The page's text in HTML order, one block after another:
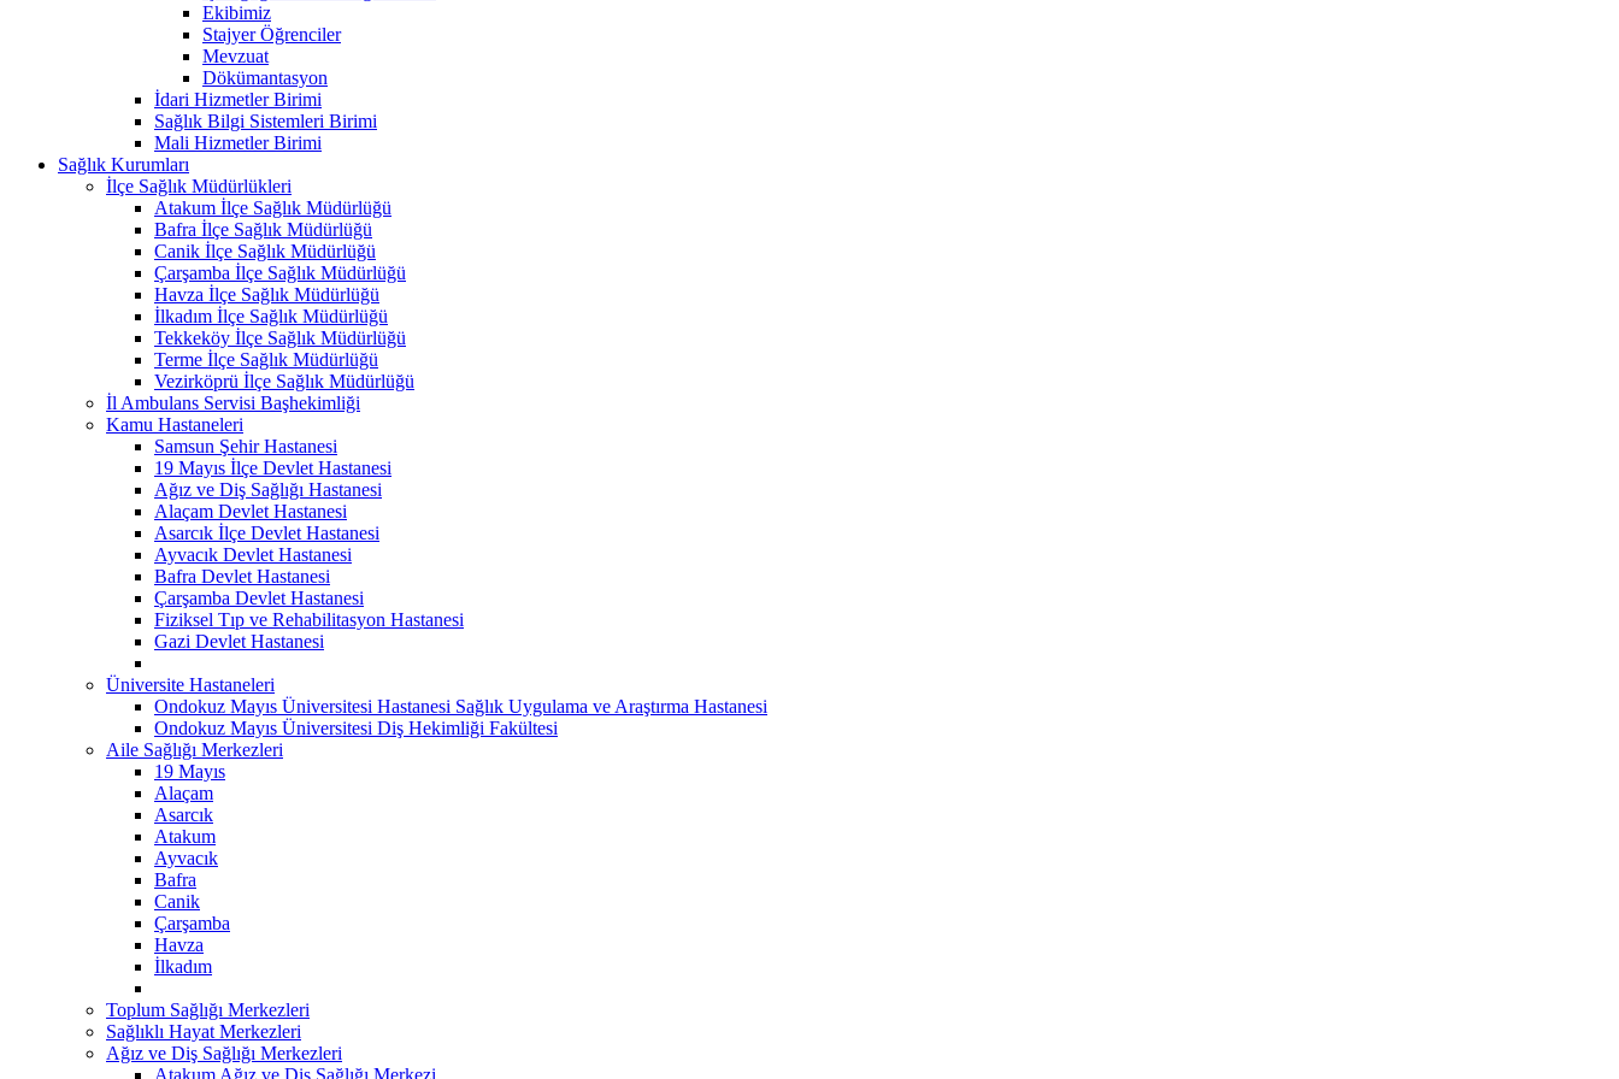
Ekibimiz
Stajyer Öğrenciler
Mevzuat
Dökümantasyon
İdari Hizmetler Birimi
Sağlık Bilgi Sistemleri Birimi
Mali Hizmetler Birimi
Sağlık Kurumları
İlçe Sağlık Müdürlükleri
Atakum İlçe Sağlık Müdürlüğü
Bafra İlçe Sağlık Müdürlüğü
Canik İlçe Sağlık Müdürlüğü
Çarşamba İlçe Sağlık Müdürlüğü
Havza İlçe Sağlık Müdürlüğü
İlkadım İlçe Sağlık Müdürlüğü
Tekkeköy İlçe Sağlık Müdürlüğü
Terme İlçe Sağlık Müdürlüğü
Vezirköprü İlçe Sağlık Müdürlüğü
İl Ambulans Servisi Başhekimliği
Kamu Hastaneleri
Samsun Şehir Hastanesi
19 Mayıs İlçe Devlet Hastanesi
Ağız ve Diş Sağlığı Hastanesi
Alaçam Devlet Hastanesi
Asarcık İlçe Devlet Hastanesi
Ayvacık Devlet Hastanesi
Bafra Devlet Hastanesi
Çarşamba Devlet Hastanesi
Fiziksel Tıp ve Rehabilitasyon Hastanesi
Gazi Devlet Hastanesi
Üniversite Hastaneleri
Ondokuz Mayıs Üniversitesi Hastanesi Sağlık Uygulama ve Araştırma Hastanesi
Ondokuz Mayıs Üniversitesi Diş Hekimliği Fakültesi
Aile Sağlığı Merkezleri
19 Mayıs
Alaçam
Asarcık
Atakum
Ayvacık
Bafra
Canik
Çarşamba
Havza
İlkadım
Toplum Sağlığı Merkezleri
Sağlıklı Hayat Merkezleri
Ağız ve Diş Sağlığı Merkezleri
Atakum Ağız ve Diş Sağlığı Merkezi